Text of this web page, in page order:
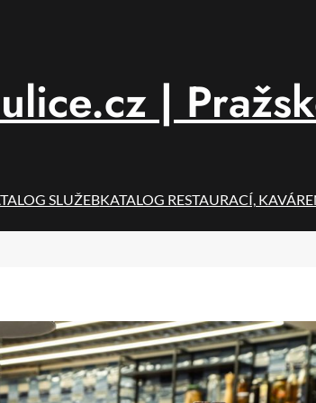
|
SLUŽEBKATALOG RESTAURACÍ,